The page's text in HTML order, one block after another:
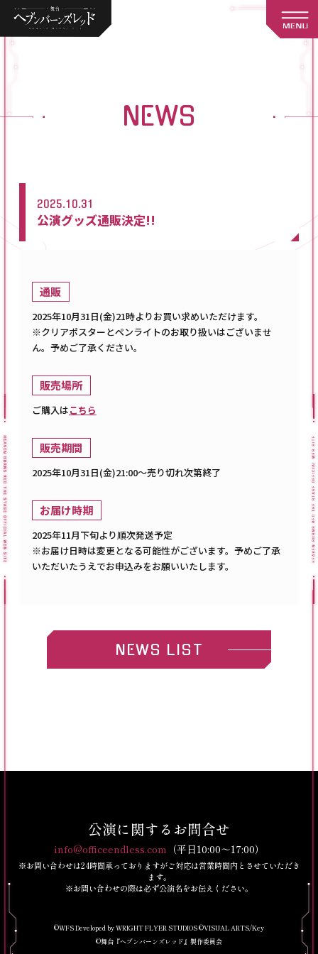
NEWS
2025.10.31
公演グッズ通販決定!!
通販
2025年10月31日(金)21時よりお買い求めいただけます。
※クリアポスターとペンライトのお取り扱いはございませ
ん。予めご了承ください。
販売場所
ご購入はこちら
販売期間
2025年10月31日(金)21:00～売り切れ次第終了
お届け時期
2025年11月下旬より順次発送予定
※お届け日時は変更となる可能性がございます。予めご了承
いただいたうえでお申込みをお願いいたします。
NEWS LIST
公演に関するお問合せ
info@officeendless.com （平日10:00～17:00）
※お問い合わせは24時間承っておりますがご対応は営業時間内とさせていただき
ます。
※お問い合わせの際は必ず公演名をお伝えください。
©WFS Developed by WRIGHT FLYER STUDIOS ©VISUAL ARTS/Key
©舞台『ヘブンバーンズレッド』製作委員会